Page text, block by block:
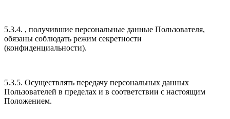
5.3.4. , получившие персональные данные Пользователя,
обязаны соблюдать режим секретности
(конфиденциальности).
5.3.5. Осуществлять передачу персональных данных
Пользователей в пределах и в соответствии с настоящим
Положением.